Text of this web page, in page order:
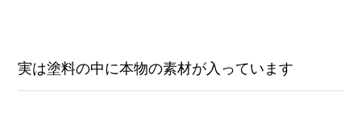
実は塗料の中に本物の素材が入っています